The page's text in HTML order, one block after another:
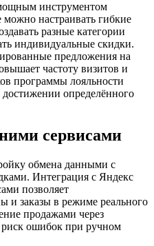
инструментом
настраивать гибкие
разные категории
индивидуальные скидки.
предложения на
частоту визитов и
программы лояльности
определённого
сервисами
обмена данными с
Интеграция с Яндекс
позволяет
и заказы в режиме реального
продажами через
риск ошибок при ручном